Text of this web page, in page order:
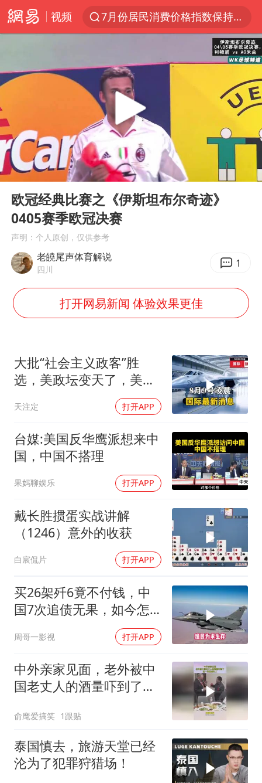
视频
7月份居民消费价格指数保持温和上涨
中使馆：重大涉诈逃犯檀某落网
外交部：藏南地区是中国领土
独闯南太行失联女子遗体已找到
哥伦比亚强震已致超20人死亡
台湾不是国家不存在“国格”
哥伦比亚发生7.5级地震
男子攒206小时加班调休被拒获赔1.6万
上海将苏州河水强排至黄浦江
易烊千玺金鸡百花双料影帝
国内发现多起“Sorry”勒索病毒攻击
我国民营企业创新动能持续增强
“老戏骨”秦焰去世
真理之光，何以能照亮复兴之路？
Play
00:00 05:18
欧冠经典比赛之《伊斯坦布尔奇迹》
0405赛季欧冠决赛
声明：个人原创，仅供参考
老皢尾声体育解说
四川 1
打开网易新闻 体验效果更佳
大批“社会主义政客”胜
选，美政坛变天了，美官
天注定 打开APP
台媒:美国反华鹰派想来中
国，中国不搭理
果妈聊娱乐 打开APP
戴长胜掼蛋实战讲解
（1246）意外的收获
白宸侃片 打开APP
买26架歼6竟不付钱，中
国7次追债无果，如今怎
周哥一影视 打开APP
中外亲家见面，老外被中
国老丈人的酒量吓到了，
俞麾爱搞笑 1跟贴
泰国慎去，旅游天堂已经
沦为了犯罪狩猎场！